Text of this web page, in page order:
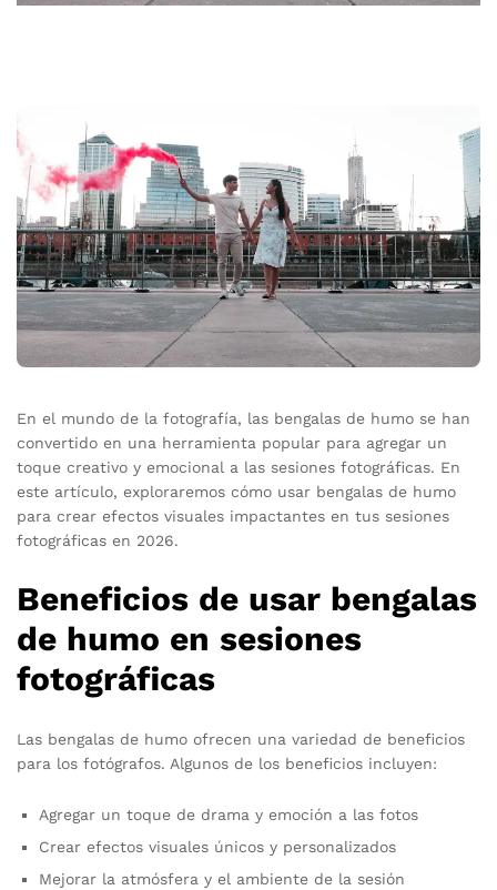
En el mundo de la fotografía, las bengalas de humo se han
convertido en una herramienta popular para agregar un
toque creativo y emocional a las sesiones fotográficas. En
este artículo, exploraremos cómo usar bengalas de humo
para crear efectos visuales impactantes en tus sesiones
fotográficas en 2026.
Beneficios de usar bengalas
de humo en sesiones
fotográficas
Las bengalas de humo ofrecen una variedad de beneficios
para los fotógrafos. Algunos de los beneficios incluyen:
Agregar un toque de drama y emoción a las fotos
Crear efectos visuales únicos y personalizados
Mejorar la atmósfera y el ambiente de la sesión